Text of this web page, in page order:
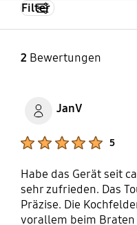
2 Bewertungen
Filter
JanV
5
Habe das Gerät seit
sehr zufrieden. Das
Präzise. Die
vorallem beim Braten